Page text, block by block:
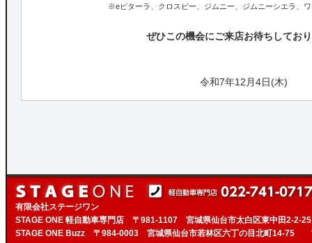
※eビターラ、クロスビー、ジムニー、ジムニーシエラ、
ぜひこの機会にご来店お待ちしてお
令和7年12月4日(木)
有限会社ステージワン
STAGE ONE 軽自動車専門店 〒981-1107 宮城県仙台市太白区東中田2-
STAGE ONE Buzz 〒984-0003 宮城県仙台市若林区六丁の目北町14-75